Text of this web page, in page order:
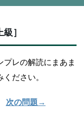
］
レの解読にまあま
ださい。
次の問題→